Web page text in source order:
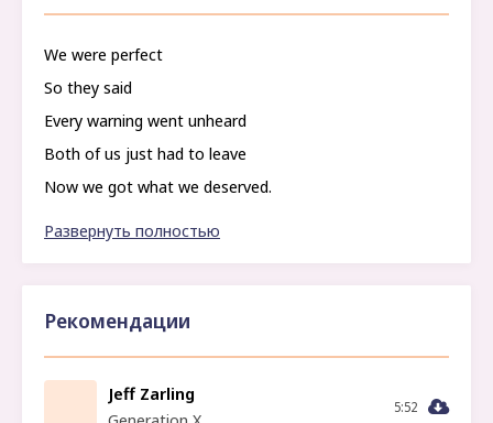
We were perfect
So they said
Every warning went unheard
Both of us just had to leave
Now we got what we deserved.
Развернуть полностью
Рекомендации
Jeff Zarling
5:52